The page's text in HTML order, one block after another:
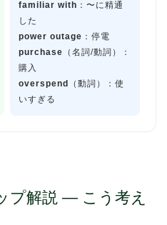
familiar with ：〜に精通
した
power outage ：停電
purchase （名詞/動詞）：
購入
overspend
（動詞）：使
いすぎる
プ解説 — こう考え